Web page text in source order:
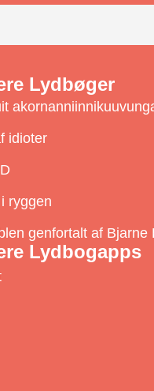
Lydbøger
idioter
ryggen
genfortalt af Bjarne
Lydbogapps